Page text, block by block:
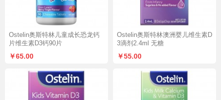
Ostelin奥斯特林儿童成长恐龙钙
片维生素D3钙90片
￥65.00
Ostelin奥斯特林澳洲婴儿维生素D
3滴剂2.4ml 无糖
￥55.00